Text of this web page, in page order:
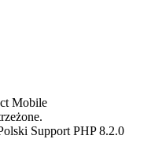
Mobile
Support PHP 8.2.0